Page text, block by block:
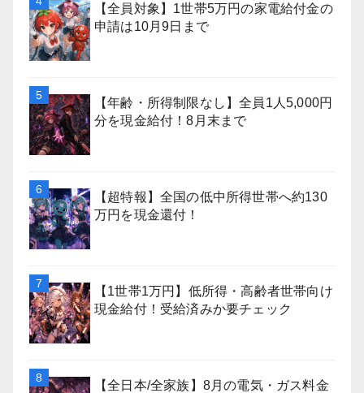
【全員対象】1世帯5万円の家電給付金の
申請は10月9日まで
【年齢・所得制限なし】全員1人5,000円
分を現金給付！8月末まで
【超特報】全国の低中所得世帯へ約130
万円を現金還付！
【1世帯1万円】低所得・高齢者世帯向け
現金給付！受給済みか要チェック
【全日本/全家族】8月の電気・ガス料金